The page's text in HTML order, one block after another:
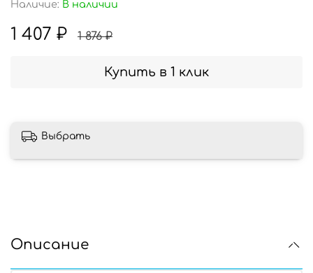
Наличие: В наличии
1 407 ₽ 1 876 ₽
Купить в 1 клик
Выбрать
Описание